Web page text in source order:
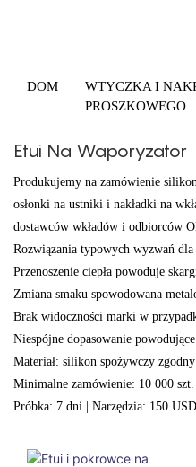
DOM
WTYCZKA I
PROSZKOWEGO
Etui Na Waporyzator
Produkujemy na zamówienie
osłonki na ustniki i nakładki na
dostawców wkładów i odbiorców
Rozwiązania typowych wyzwań
Przenoszenie ciepła powoduje
Zmiana smaku spowodowana
Brak widoczności marki w
Niespójne dopasowanie
Materiał: silikon spożywczy
Minimalne zamówienie: 10 000
Próbka: 7 dni | Narzędzia: 150